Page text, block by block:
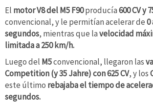
El motor V8 del M5 F90producía600 CV y
convencional, y le permitían acelerar de0
segundos, mientras que lavelocidad
limitada a 250 km/h.
Luego del M5convencional, llegaron las
Competition (y 35 Jahre)con 625 CV, y los
este último rebajaba el tiempo de
segundos.